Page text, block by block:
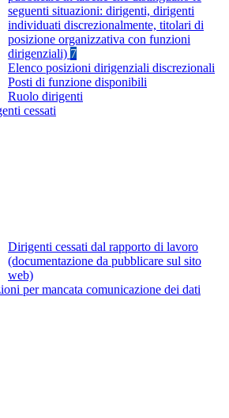
seguenti situazioni: dirigenti, dirigenti
individuati discrezionalmente, titolari di
posizione organizzativa con funzioni
dirigenziali) 7
Elenco posizioni dirigenziali discrezionali
Posti di funzione disponibili
Ruolo dirigenti
cessati
Dirigenti cessati dal rapporto di lavoro
(documentazione da pubblicare sul sito
web)
per mancata comunicazione dei dati